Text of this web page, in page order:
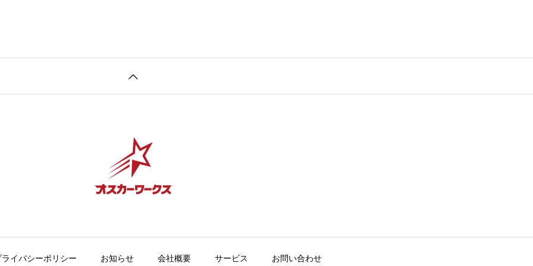
ライバシーポリシー お知らせ 会社概要 サービス お問い合わせ